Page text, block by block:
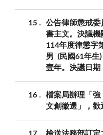
15
公告律師懲戒
書主文。決議機
114年度律懲字
男 (民國61年生
壹年。決議日期
16
檔案局辦理「
文創徵選」，歡
17 檢送法務部訂定